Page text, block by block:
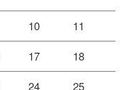
10 11
17 18
24 25